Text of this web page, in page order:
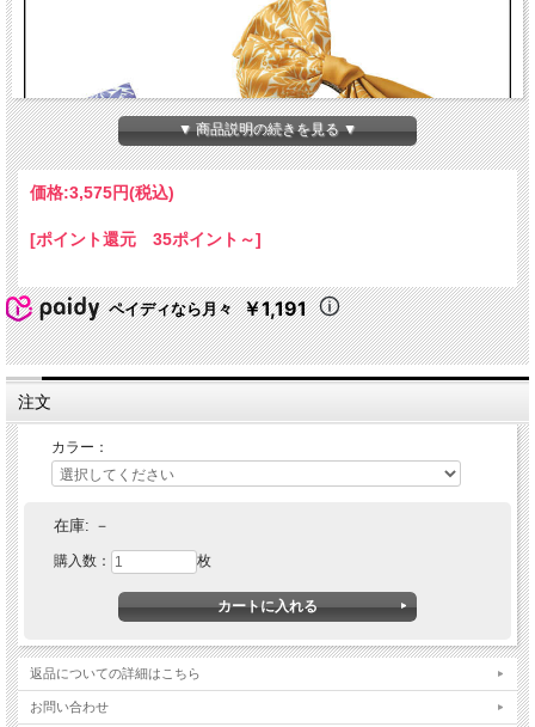
★ 関連シリーズを全て見る
▼ 商品説明の続きを見る ▼
価格:3,575円(税込)
[ポイント還元 35ポイント～]
ペイディなら月々 ￥1,191
注文
カラー：
在庫: －
購入数： 枚
返品についての詳細はこちら
お問い合わせ